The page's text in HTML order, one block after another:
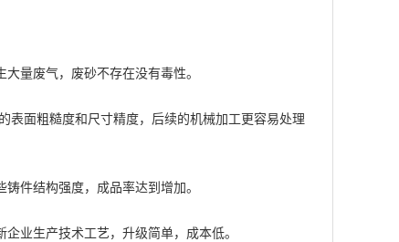
量废气，废砂不存在没有毒性。
面粗糙度和尺寸精度，后续的机械加工更容易处理
件结构强度，成品率达到增加。
业生产技术工艺，升级简单，成本低。